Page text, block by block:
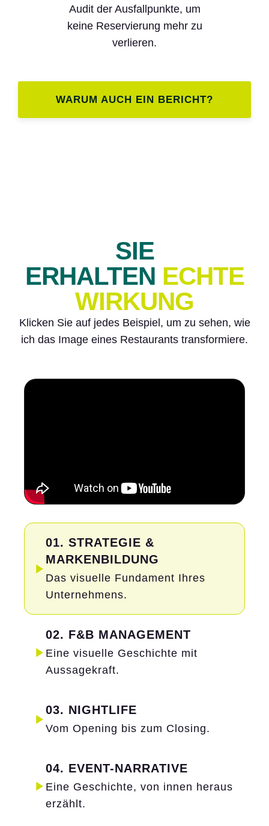
Audit der Ausfallpunkte, um
keine Reservierung mehr zu
verlieren.
WARUM AUCH EIN BERICHT?
SIE
ERHALTEN ECHTE
WIRKUNG
Klicken Sie auf jedes Beispiel, um zu sehen, wie
ich das Image eines Restaurants transformiere.
01. STRATEGIE &
MARKENBILDUNG
Das visuelle Fundament Ihres
Unternehmens.
02. F&B MANAGEMENT
Eine visuelle Geschichte mit
Aussagekraft.
03. NIGHTLIFE
Vom Opening bis zum Closing.
04. EVENT-NARRATIVE
Eine Geschichte, von innen heraus
erzählt.